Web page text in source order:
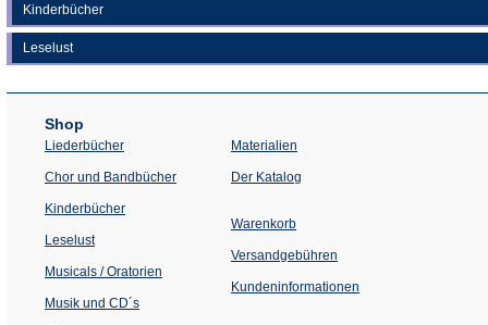
Kinderbücher
Leselust
Shop
Liederbücher
Chor und Bandbücher
Kinderbücher
Leselust
Musicals / Oratorien
Musik und CD´s
Materialien
Der Katalog
Warenkorb
Versandgebühren
Kundeninformationen